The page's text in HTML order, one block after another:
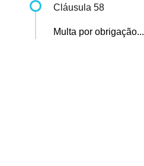
Cláusula 58
Multa por obrigação...